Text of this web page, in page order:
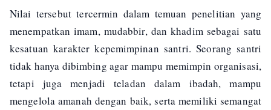
Nilai tersebut tercermin dalam temuan penelitian yang
menempatkan imam, mudabbir, dan khadim sebagai satu
kesatuan karakter kepemimpinan santri. Seorang santri
tidak hanya dibimbing agar mampu memimpin organisasi,
tetapi juga menjadi teladan dalam ibadah, mampu
mengelola amanah dengan baik, serta memiliki semangat